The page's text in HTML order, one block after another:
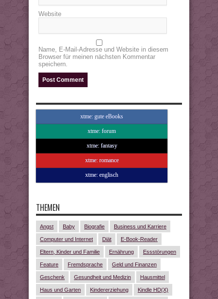
Website
Name, E-Mail-Adresse und Website in diesem
Browser für meinen nächsten Kommentar
speichern.
xtme: gute eBooks
xtme: forum
xtme: fantasy
xtme: romance
xtme: englisch
THEMEN
Angst Baby Biografie Business und Karriere
Computer und Internet Diät E-Book-Reader
Eltern, Kinder und Familie Ernährung Essstörungen
Feature Fremdsprache Geld und Finanzen
Geschenk Gesundheit und Medizin Hausmittel
Haus und Garten Kindererziehung Kindle HD(X)